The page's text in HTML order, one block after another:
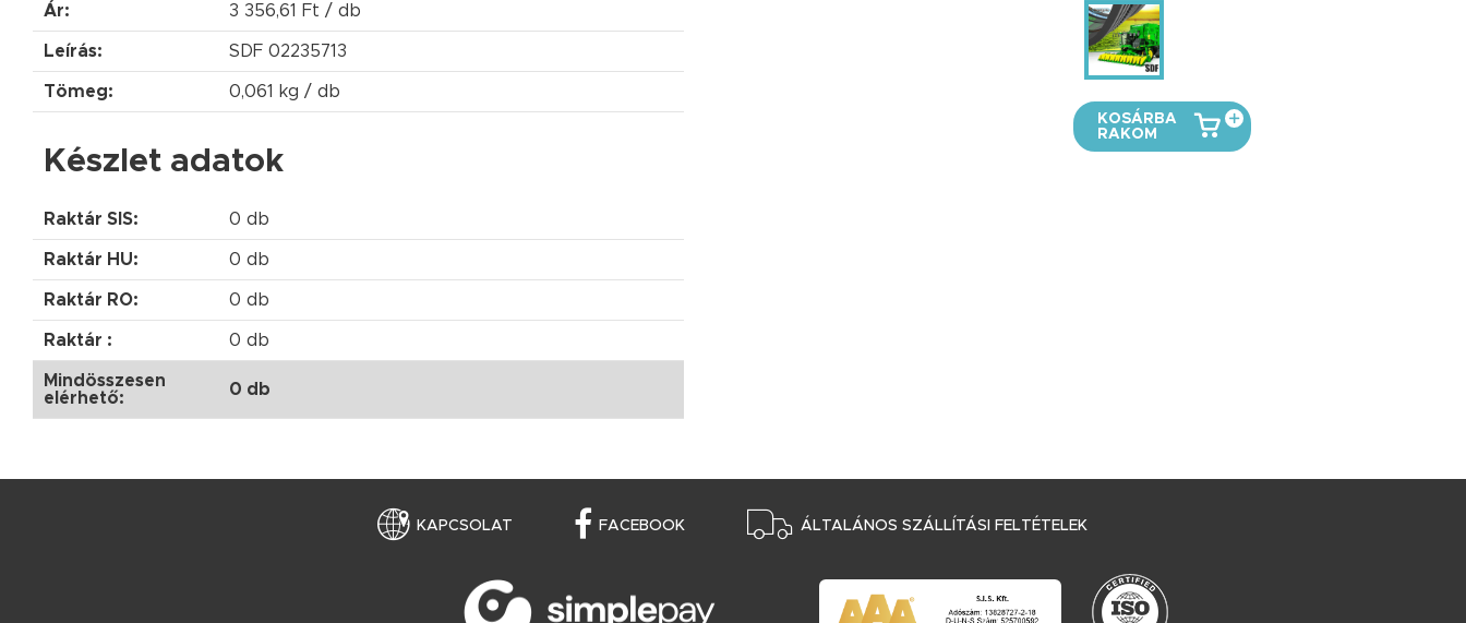
Ár: 3 356,61 Ft / db
Leírás: SDF 02235713
Tömeg: 0,061 kg / db
Készlet adatok
Raktár SIS: 0 db
Raktár HU: 0 db
Raktár RO: 0 db
Raktár : 0 db
Mindösszesen
elérhető:
0 db
KOSÁRBA
RAKOM
KAPCSOLAT FACEBOOK ÁLTALÁNOS SZÁLLÍTÁSI FELTÉTELEK